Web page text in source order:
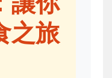
之旅